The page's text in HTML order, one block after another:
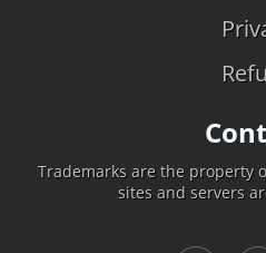
Trademarks are the property
sites and servers